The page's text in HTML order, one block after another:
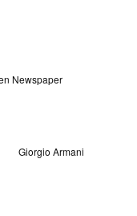
Newspaper
Giorgio Armani